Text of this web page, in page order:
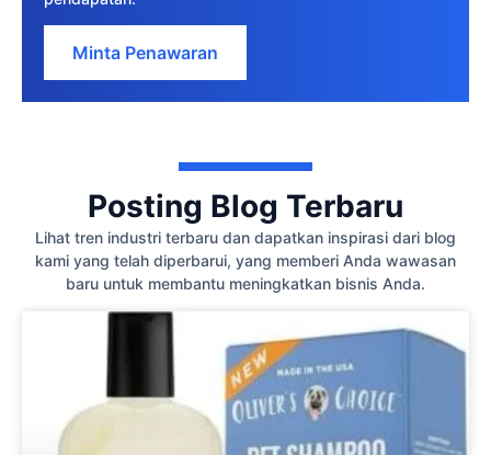
Minta Penawaran
Posting Blog Terbaru
Lihat tren industri terbaru dan dapatkan inspirasi dari blog
kami yang telah diperbarui, yang memberi Anda wawasan
baru untuk membantu meningkatkan bisnis Anda.